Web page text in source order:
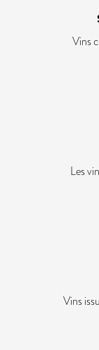
Vins
Les
Vins